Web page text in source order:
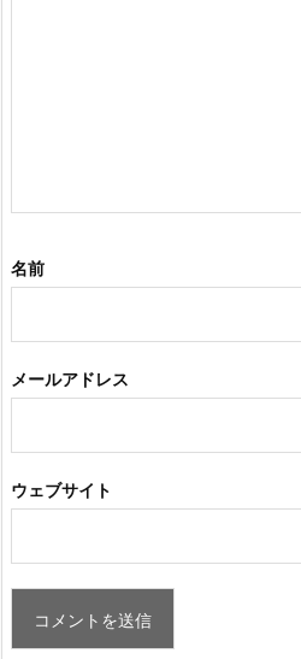
名前
メールアドレス
ウェブサイト